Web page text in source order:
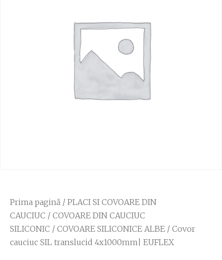
Prima pagină / PLACI SI COVOARE DIN
CAUCIUC / COVOARE DIN CAUCIUC
SILICONIC / COVOARE SILICONICE ALBE / Covor
cauciuc SIL translucid 4x1000mm| EUFLEX